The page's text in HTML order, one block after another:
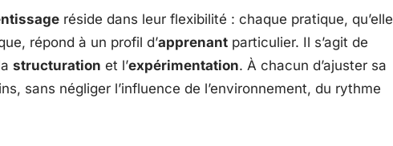
réside dans leur flexibilité : chaque pratique, qu’elle
répond à un profil d’apprenant particulier. Il s’agit de
structuration et l’expérimentation. À chacun d’ajuster sa
sans négliger l’influence de l’environnement, du rythme